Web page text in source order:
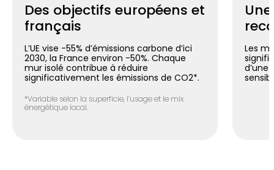
Des objectifs européens et
français
L’UE vise -55% d’émissions carbone d’ici
2030, la France environ -50%. Chaque
mur isolé contribue à réduire
significativement les émissions de CO2*.
*Variable selon la superficie, l’usage et le mix
énergétique local.
Les
d’une